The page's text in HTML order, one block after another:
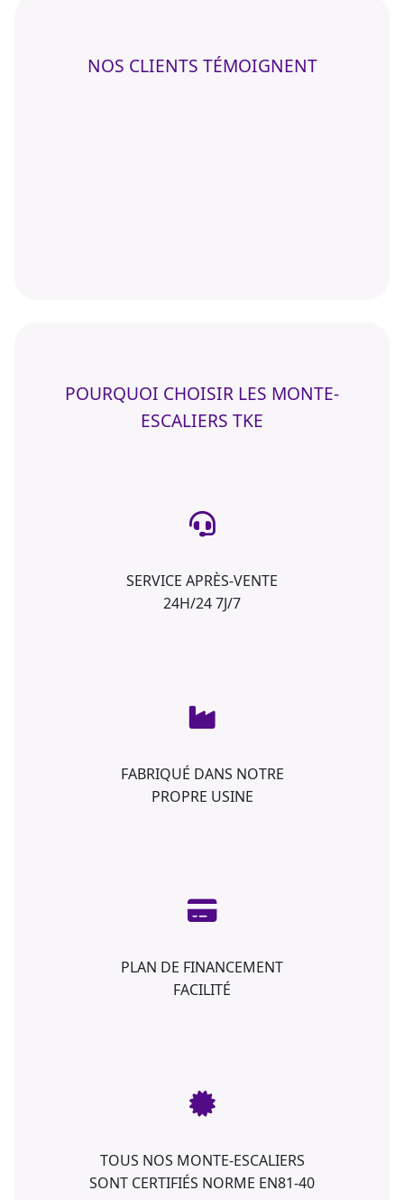
NOS CLIENTS TÉMOIGNENT
POURQUOI CHOISIR LES MONTE-
ESCALIERS TKE
SERVICE APRÈS-VENTE
24H/24 7J/7
FABRIQUÉ DANS NOTRE
PROPRE USINE
PLAN DE FINANCEMENT
FACILITÉ
TOUS NOS MONTE-ESCALIERS
SONT CERTIFIÉS NORME EN81-40